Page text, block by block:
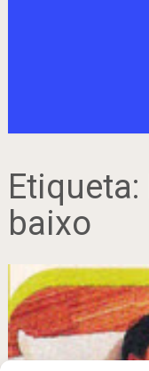
Etiqueta:
baixo